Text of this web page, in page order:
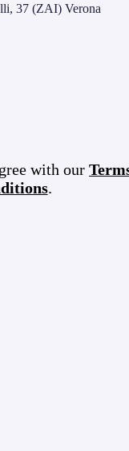
37 (ZAI) Verona
with our
.